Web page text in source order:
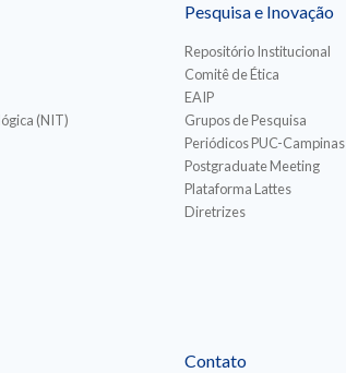
(NIT)
Pesquisa e Inovação
Repositório Institucional
Comitê de Ética
EAIP
Grupos de Pesquisa
Periódicos PUC-Campinas
Postgraduate Meeting
Plataforma Lattes
Diretrizes
Contato